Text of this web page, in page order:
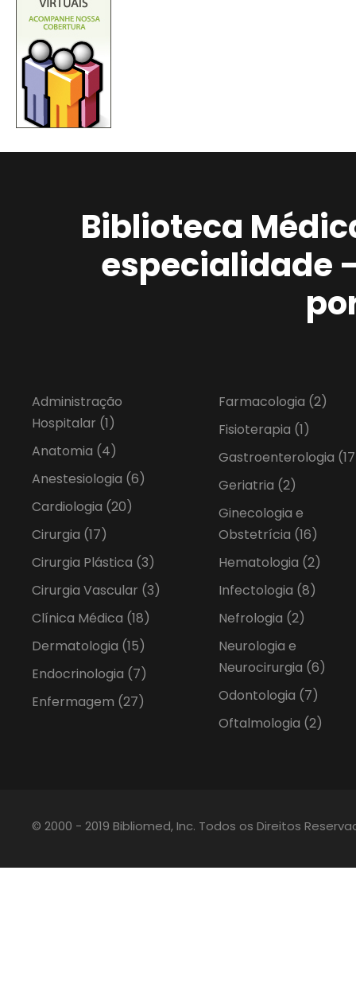
Biblioteca
especialidade
Administração
Hospitalar (1)
Anatomia (4)
Anestesiologia (6)
Cardiologia (20)
Cirurgia (17)
Cirurgia Plástica (3)
Cirurgia Vascular (3)
Clínica Médica (18)
Dermatologia (15)
Endocrinologia (7)
Enfermagem (27)
Farmacologia (2)
Fisioterapia (1)
Gastroenterologia
Geriatria (2)
Ginecologia e
Obstetrícia (16)
Hematologia (2)
Infectologia (8)
Nefrologia (2)
Neurologia e
Neurocirurgia (6)
Odontologia (7)
Oftalmologia (2)
© 2000 - 2019 Bibliomed, Inc. Todos os Direitos